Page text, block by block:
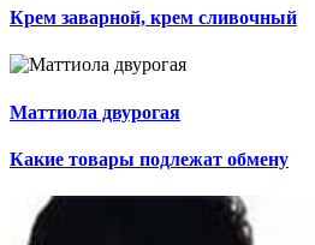
Крем заварной, крем сливочный
Маттиола двурогая
Какие товары подлежат обмену